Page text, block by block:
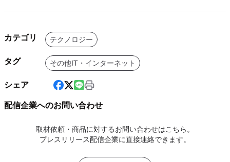
カテゴリ テクノロジー
タグ その他IT・インターネット
シェア
配信企業へのお問い合わせ
取材依頼・商品に対するお問い合わせはこちら。
プレスリリース配信企業に直接連絡できます。